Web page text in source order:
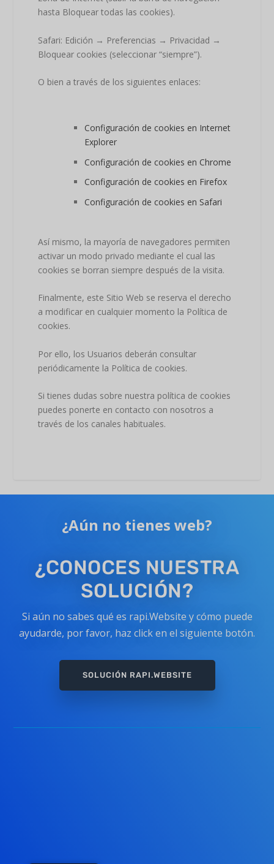
hasta Bloquear todas las cookies).
Safari: Edición → Preferencias → Privacidad →
Bloquear cookies (seleccionar “siempre”).
O bien a través de los siguientes enlaces:
Configuración de cookies en Internet
Explorer
Configuración de cookies en Chrome
Configuración de cookies en Firefox
Configuración de cookies en Safari
Así mismo, la mayoría de navegadores permiten
activar un modo privado mediante el cual las
cookies se borran siempre después de la visita.
Finalmente, este Sitio Web se reserva el derecho
a modificar en cualquier momento la Política de
cookies.
Por ello, los Usuarios deberán consultar
periódicamente la Política de cookies.
Si tienes dudas sobre nuestra política de cookies
puedes ponerte en contacto con nosotros a
través de los canales habituales.
¿Aún no tienes web?
¿CONOCES NUESTRA
SOLUCIÓN?
Si aún no sabes qué es rapi.Website y cómo puede
ayudarde, por favor, haz click en el siguiente botón.
SOLUCIÓN RAPI.WEBSITE